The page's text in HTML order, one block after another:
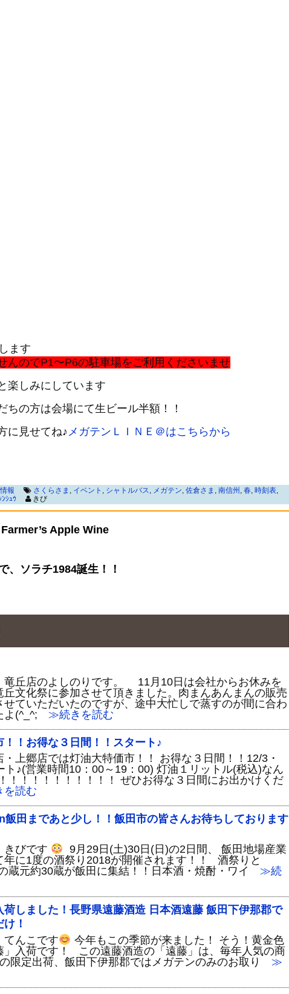
ます
んのでP1〜P6の駐車場をご利用くださいませ
楽しみにしています
ちの方は会場にて生ビール半額！！
に見せてね♪メガテンＬＩＮＥ＠はこちらから
報 さくらさま , イベント , シャトルバス, メガテン, 佐倉さま , 南信州 , 春, 時刻表,
ﾝｼｭｳ きび
Apple Wine
、ソラチ1984誕生！！
竜丘店のよしのりです。 11月10日は会社からお休みを
丘文化祭に参加させて頂きました。肉まんあんまんの販売
せていただいたのですが、途中大忙しで蒸すのが間に合わ
よ(^_^; ≫続きを読む
！！お得な３日間！！スタート♪
・上郷店では灯油大特価市！！ お得な３日間！！12/3・
ト♪(営業時間10：00～19：00) 灯油１リットル(税込)なん
！！！！！！！！！！ ぜひお得な３日間にお出かけくだ
読む
飯田まであと少し！！飯田市の皆さんお待ちしております
きびです
9月29日(土)30日(日)の2日間、 飯田地場産業
年に1度の酒祭り2018が開催されます！！ 酒祭りと
蔵元約30蔵が飯田に集結！！日本酒・焼酎・ワイ
≫続
荷しました！長野県遠藤酒造 日本酒遠藤 飯田下伊那郡で
！
てんこです
今年もこの季節が来ました！ そう！黄金色
」入荷です！ この遠藤酒造の「遠藤」は、毎年人気の商
限定出荷、飯田下伊那郡ではメガテンのみのお取り
≫